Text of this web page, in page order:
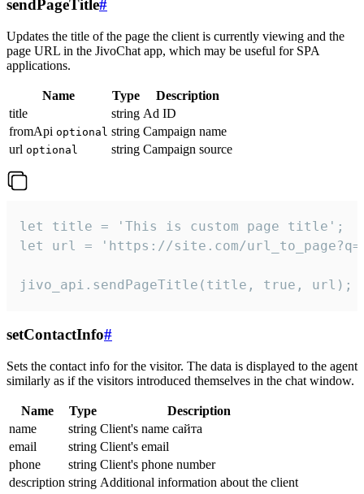
sendPageTitle#
Updates the title of the page the client is currently viewing and the
page URL in the JivoChat app, which may be useful for SPA
applications.
Name Type
Description
title
string Ad ID
fromApi optional string Campaign name
url optional string Campaign source
let title = 'This is custom page title';
let url = 'https://site.com/
jivo_api.sendPageTitle(title, true, url);
setContactInfo#
Sets the contact info for the visitor. The data is displayed to the agent
similarly as if the visitors introduced themselves in the chat window.
Name Type
Description
name
string Client's name сайта
email
string Client's email
phone
string Client's phone number
description string Additional information about the client